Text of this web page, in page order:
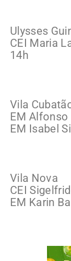
Ulysses
CEI Maria
14h
Vila
EM
EM Isabel
Vila Nova
CEI
EM Karin